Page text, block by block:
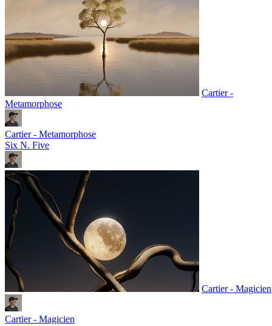
Cartier -
Metamorphose
Cartier - Metamorphose
Six N. Five
Cartier - Magicien
Cartier - Magicien